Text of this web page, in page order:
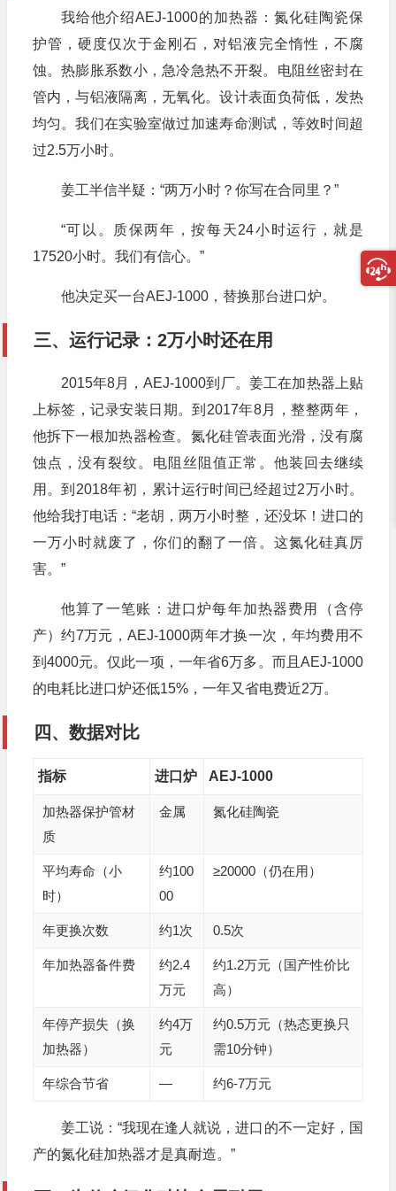
我给他介绍AEJ-1000的加热器：氮化硅陶瓷保
护管，硬度仅次于金刚石，对铝液完全惰性，不腐
蚀。热膨胀系数小，急冷急热不开裂。电阻丝密封在
管内，与铝液隔离，无氧化。设计表面负荷低，发热
均匀。我们在实验室做过加速寿命测试，等效时间超
过2.5万小时。
姜工半信半疑：“两万小时？你写在合同里？”
“可以。质保两年，按每天24小时运行，就是
17520小时。我们有信心。”
他决定买一台AEJ-1000，替换那台进口炉。
三、运行记录：2万小时还在用
2015年8月，AEJ-1000到厂。姜工在加热器上贴
上标签，记录安装日期。到2017年8月，整整两年，
他拆下一根加热器检查。氮化硅管表面光滑，没有腐
蚀点，没有裂纹。电阻丝阻值正常。他装回去继续
用。到2018年初，累计运行时间已经超过2万小时。
他给我打电话：“老胡，两万小时整，还没坏！进口的
一万小时就废了，你们的翻了一倍。这氮化硅真厉
害。”
他算了一笔账：进口炉每年加热器费用（含停
产）约7万元，AEJ-1000两年才换一次，年均费用不
到4000元。仅此一项，一年省6万多。而且AEJ-1000
的电耗比进口炉还低15%，一年又省电费近2万。
四、数据对比
指标 进口炉 AEJ-1000
加热器保护管材
质
金属 氮化硅陶瓷
平均寿命（小
时）
约100
00
≥20000（仍在用）
年更换次数 约1次 0.5次
年加热器备件费
约2.4
万元
约1.2万元（国产性价比
高）
年停产损失（换
加热器）
约4万
元
约0.5万元（热态更换只
需10分钟）
年综合节省 — 约6-7万元
姜工说：“我现在逢人就说，进口的不一定好，国
产的氮化硅加热器才是真耐造。”